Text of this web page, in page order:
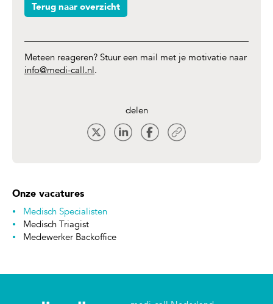
Terug naar overzicht
Meteen reageren? Stuur een mail met je motivatie naar
info@medi-call.nl.
delen
Onze vacatures
Medisch Specialisten
Medisch Triagist
Medewerker Backoffice